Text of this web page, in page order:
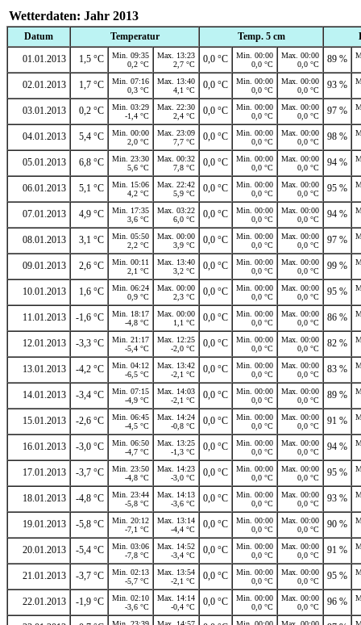
Wetterdaten: Jahr 2013
Datum Temperatur Temp. 5 cm
01.01.2013
1,5 °C
Min. 09:35
0,2 °C
Max. 13:23
2,7 °C
0,0 °C
Min. 00:00
0,0 °C
Max. 00:00
0,0 °C
89 %
02.01.2013 1,7 °C
Min. 07:16
0,3 °C
Max. 13:40
4,1 °C
0,0 °C
Min. 00:00
0,0 °C
Max. 00:00
0,0 °C
93 %
03.01.2013 0,2 °C
Min. 03:29
-1,4 °C
Max. 22:30
2,4 °C
0,0 °C
Min. 00:00
0,0 °C
Max. 00:00
0,0 °C
97 %
04.01.2013 5,4 °C
Min. 00:00
2,0 °C
Max. 23:09
7,7 °C
0,0 °C
Min. 00:00
0,0 °C
Max. 00:00
0,0 °C
98 %
05.01.2013 6,8 °C
Min. 23:30
5,6 °C
Max. 00:32
7,8 °C
0,0 °C
Min. 00:00
0,0 °C
Max. 00:00
0,0 °C
94 %
06.01.2013 5,1 °C
Min. 15:06
4,2 °C
Max. 22:42
5,9 °C
0,0 °C
Min. 00:00
0,0 °C
Max. 00:00
0,0 °C
95 %
07.01.2013 4,9 °C
Min. 17:35
3,6 °C
Max. 03:22
6,0 °C
0,0 °C
Min. 00:00
0,0 °C
Max. 00:00
0,0 °C
94 %
08.01.2013 3,1 °C
Min. 05:50
2,2 °C
Max. 00:00
3,9 °C
0,0 °C
Min. 00:00
0,0 °C
Max. 00:00
0,0 °C
97 %
09.01.2013 2,6 °C
Min. 00:11
2,1 °C
Max. 13:40
3,2 °C
0,0 °C
Min. 00:00
0,0 °C
Max. 00:00
0,0 °C
99 %
10.01.2013 1,6 °C
Min. 06:24
0,9 °C
Max. 00:00
2,3 °C
0,0 °C
Min. 00:00
0,0 °C
Max. 00:00
0,0 °C
95 %
11.01.2013 -1,6 °C
Min. 18:17
-4,8 °C
Max. 00:00
1,1 °C
0,0 °C
Min. 00:00
0,0 °C
Max. 00:00
0,0 °C
86 %
12.01.2013 -3,3 °C
Min. 21:17
-5,4 °C
Max. 12:25
-2,0 °C
0,0 °C
Min. 00:00
0,0 °C
Max. 00:00
0,0 °C
82 %
13.01.2013 -4,2 °C
Min. 04:12
-6,5 °C
Max. 13:42
-2,1 °C
0,0 °C
Min. 00:00
0,0 °C
Max. 00:00
0,0 °C
83 %
14.01.2013 -3,4 °C
Min. 07:15
-4,9 °C
Max. 14:03
-2,1 °C
0,0 °C
Min. 00:00
0,0 °C
Max. 00:00
0,0 °C
89 %
15.01.2013 -2,6 °C
Min. 06:45
-4,5 °C
Max. 14:24
-0,8 °C
0,0 °C
Min. 00:00
0,0 °C
Max. 00:00
0,0 °C
91 %
16.01.2013 -3,0 °C
Min. 06:50
-4,7 °C
Max. 13:25
-1,3 °C
0,0 °C
Min. 00:00
0,0 °C
Max. 00:00
0,0 °C
94 %
17.01.2013 -3,7 °C
Min. 23:50
-4,8 °C
Max. 14:23
-3,0 °C
0,0 °C
Min. 00:00
0,0 °C
Max. 00:00
0,0 °C
95 %
18.01.2013 -4,8 °C
Min. 23:44
-5,8 °C
Max. 14:13
-3,6 °C
0,0 °C
Min. 00:00
0,0 °C
Max. 00:00
0,0 °C
93 %
19.01.2013 -5,8 °C
Min. 20:12
-7,1 °C
Max. 13:14
-4,4 °C
0,0 °C
Min. 00:00
0,0 °C
Max. 00:00
0,0 °C
90 %
20.01.2013 -5,4 °C
Min. 03:06
-7,8 °C
Max. 14:52
-3,4 °C
0,0 °C
Min. 00:00
0,0 °C
Max. 00:00
0,0 °C
91 %
21.01.2013 -3,7 °C
Min. 02:13
-5,7 °C
Max. 13:54
-2,1 °C
0,0 °C
Min. 00:00
0,0 °C
Max. 00:00
0,0 °C
95 %
22.01.2013 -1,9 °C
Min. 02:10
-3,6 °C
Max. 14:14
-0,4 °C
0,0 °C
Min. 00:00
0,0 °C
Max. 00:00
0,0 °C
96 %